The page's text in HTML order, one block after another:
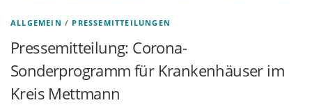
ALLGEMEIN / PRESSEMITTEILUNGEN
Pressemitteilung: Corona-
Sonderprogramm für Krankenhäuser im
Kreis Mettmann